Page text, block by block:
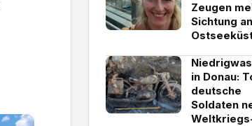
Zeugen
Sichtung an
in Donau:
deutsche
Soldaten